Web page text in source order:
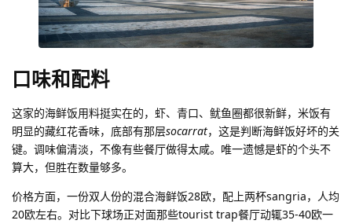
口味和配料
这家的海鲜饭用料挺实在的，虾、青口、鱿鱼圈都很新鲜，米饭有
明显的藏红花香味，底部有那层socarrat，这是判断海鲜饭好坏的关
键。调味偏清淡，不像有些餐厅做得太咸。唯一遗憾是虾的个头不
算大，但胜在数量够多。
价格方面，一份双人份的混合海鲜饭28欧，配上两杯sangria，人均
20欧左右。对比下球场正对面那些tourist trap餐厅动辄35-40欧一